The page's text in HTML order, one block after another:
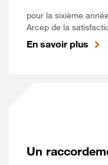
pour la sixième
Arcep de la
En savoir plus
Un